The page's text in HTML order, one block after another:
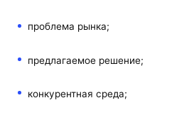
проблема рынка;
предлагаемое решение;
конкурентная среда;